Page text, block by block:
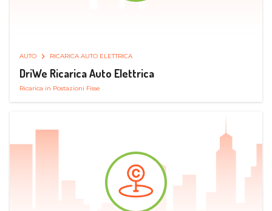
AUTO RICARICA AUTO ELETTRICA
DriWe Ricarica Auto Elettrica
Ricarica in Postazioni Fisse